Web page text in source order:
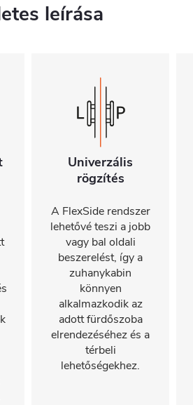
leírása
Univerzális
rögzítés
A FlexSide rendszer
lehetővé teszi a jobb
vagy bal oldali
beszerelést, így a
zuhanykabin
könnyen
alkalmazkodik az
adott fürdőszoba
elrendezéséhez és a
térbeli
lehetőségekhez.